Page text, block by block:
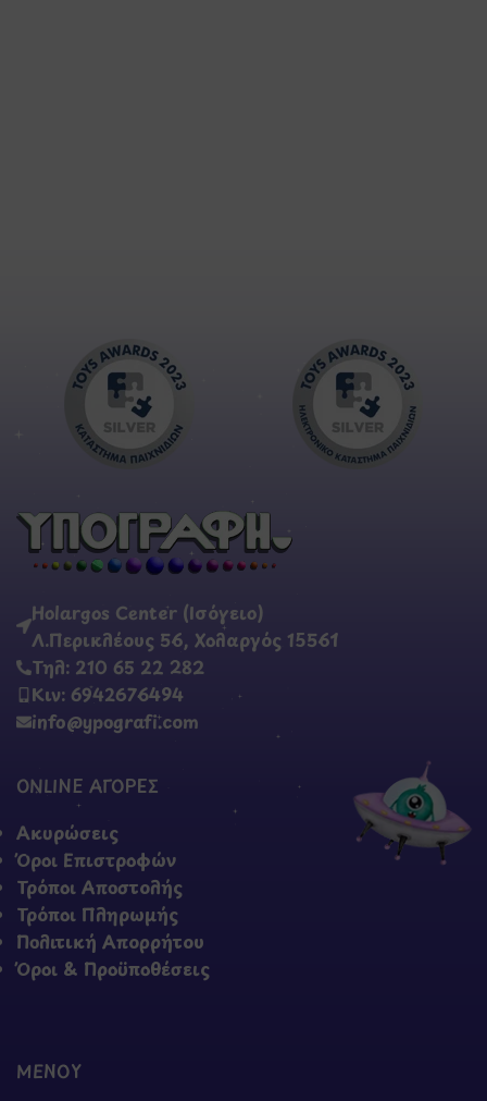
Holargos Center (Ισόγειο)
Λ.Περικλέους 56, Χολαργός 15561
Τηλ: 210 65 22 282
Κιν: 6942676494
info@ypografi.com
ONLINE ΑΓΟΡΕΣ
Ακυρώσεις
Όροι Επιστροφών
Τρόποι Αποστολής
Τρόποι Πληρωμής
Πολιτική Απορρήτου
Όροι & Προϋποθέσεις
ΜΕΝΟΥ